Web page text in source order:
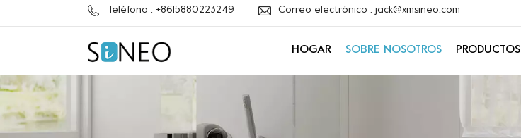
Teléfono : +8615880223249 Correo electrónico : jack@xmsineo.com
HOGAR SOBRE NOSOTROS PRODUCTOS